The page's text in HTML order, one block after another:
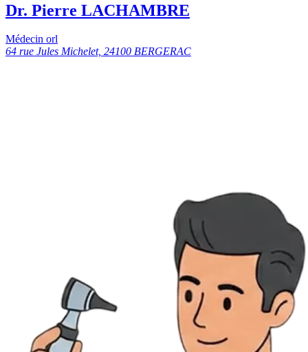
Dr. Pierre LACHAMBRE
Médecin orl
64 rue Jules Michelet, 24100 BERGERAC